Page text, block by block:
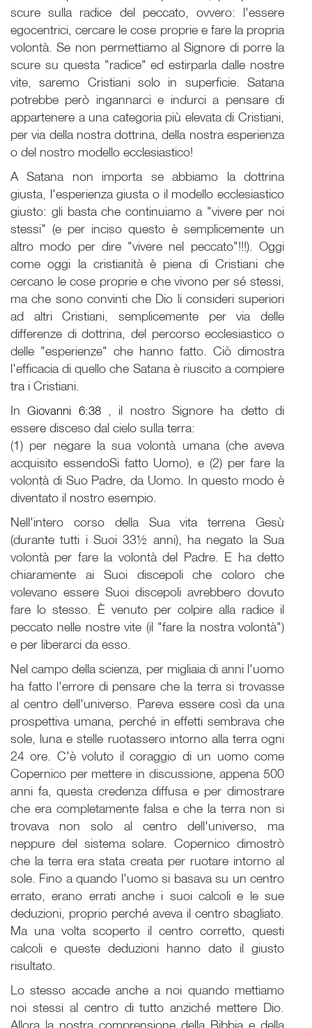
scure sulla radice del peccato, ovvero: l'essere
egocentrici, cercare le cose proprie e fare la propria
volontà. Se non permettiamo al Signore di porre la
scure su questa "radice" ed estirparla dalle nostre
vite, saremo Cristiani solo in superficie. Satana
potrebbe però ingannarci e indurci a pensare di
appartenere a una categoria più elevata di Cristiani,
per via della nostra dottrina, della nostra esperienza
o del nostro modello ecclesiastico!
A Satana non importa se abbiamo la dottrina
giusta, l'esperienza giusta o il modello ecclesiastico
giusto: gli basta che continuiamo a "vivere per noi
stessi" (e per inciso questo è semplicemente un
altro modo per dire "vivere nel peccato"!!!). Oggi
come oggi la cristianità è piena di Cristiani che
cercano le cose proprie e che vivono per sé stessi,
ma che sono convinti che Dio li consideri superiori
ad altri Cristiani, semplicemente per via delle
differenze di dottrina, del percorso ecclesiastico o
delle "esperienze" che hanno fatto. Ciò dimostra
l'efficacia di quello che Satana è riuscito a compiere
tra i Cristiani.
InGiovanni 6:38
, il nostro Signore ha detto di
essere disceso dal cielo sulla terra:
(1) per negare la sua volontà umana (che aveva
acquisito essendoSi fatto Uomo), e (2) per fare la
volontà di Suo Padre, da Uomo. In questo modo è
diventato il nostro esempio.
Nell'intero corso della Sua vita terrena Gesù
(durante tutti i Suoi 33½ anni), ha negato la Sua
volontà per fare la volontà del Padre. E ha detto
chiaramente ai Suoi discepoli che coloro che
volevano essere Suoi discepoli avrebbero dovuto
fare lo stesso. È venuto per colpire alla radice il
peccato nelle nostre vite (il "fare la nostra volontà")
e per liberarci da esso.
Nel campo della scienza, per migliaia di anni l'uomo
ha fatto l'errore di pensare che la terra si trovasse
al centro dell'universo. Pareva essere così da una
prospettiva umana, perché in effetti sembrava che
sole, luna e stelle ruotassero intorno alla terra ogni
24 ore. C'è voluto il coraggio di un uomo come
Copernico per mettere in discussione, appena 500
anni fa, questa credenza diffusa e per dimostrare
che era completamente falsa e che la terra non si
trovava non solo al centro dell'universo, ma
neppure del sistema solare. Copernico dimostrò
che la terra era stata creata per ruotare intorno al
sole. Fino a quando l'uomo si basava su un centro
errato, erano errati anche i suoi calcoli e le sue
deduzioni, proprio perché aveva il centro sbagliato.
Ma una volta scoperto il centro corretto, questi
calcoli e queste deduzioni hanno dato il giusto
risultato.
Lo stesso accade anche a noi quando mettiamo
noi stessi al centro di tutto anziché mettere Dio.
Allora la nostra comprensione della Bibbia e della